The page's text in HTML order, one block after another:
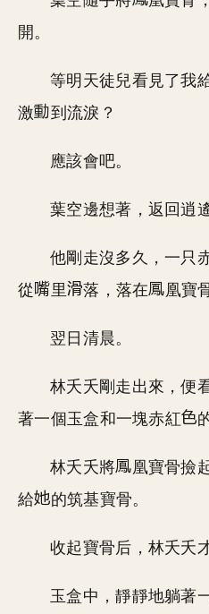
開。
等明天徒兒看見了我
激
到流淚？
應該會吧。
葉空邊想著，返回逍
他剛走沒多久，一只
從
里 落，落在 凰寶
翌日清晨。
林夭夭剛走出來，便
著一個玉盒和一塊赤紅
林夭夭將 凰寶骨撿
給
的筑基寶骨。
收起寶骨后，林夭夭
玉盒中，靜靜地躺著